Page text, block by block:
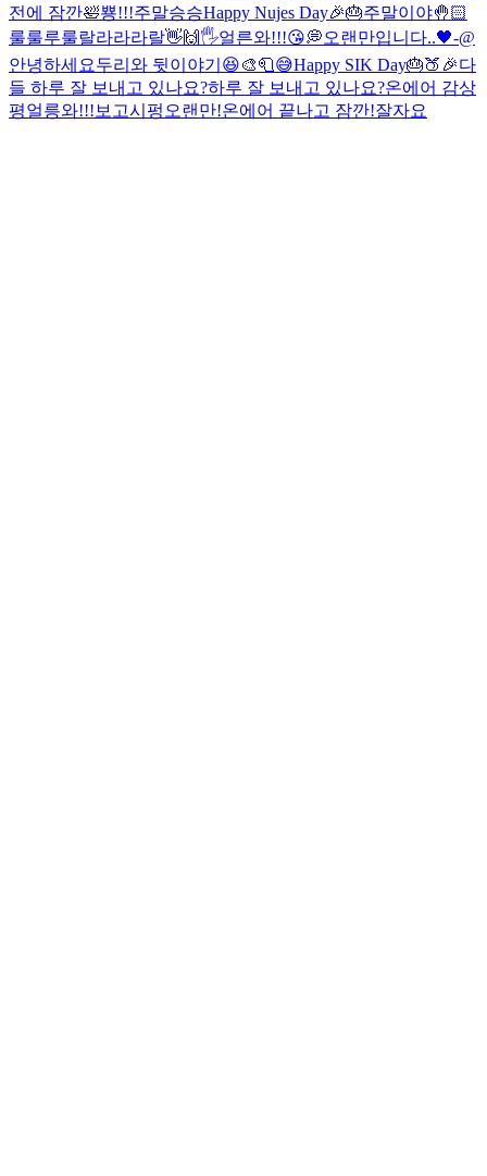
전에 잠깐🛀뿅!!!주말승승Happy Nujes Day🎉🎂주말이야🤚🏻
룰룰루룰랄라라라랄👋🙌🖐얼른와!!!😘💭오랜만입니다..🖤-@
안녕하세요두리와 뒷이야기😆🎨🧻😅Happy SIK Day🎂🍑🎉다
들 하루 잘 보내고 있나요?하루 잘 보내고 있나요?온에어 감상
평얼릉와!!!보고시펑 오랜만!온에어 끝나고 잠깐!잘자요